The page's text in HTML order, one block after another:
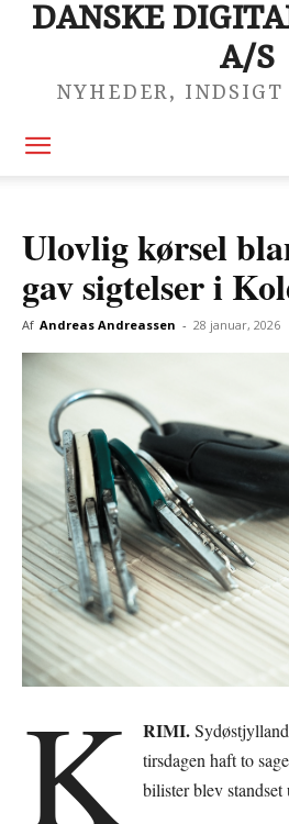
DANSKE
A/S
NYHEDER, INDSIGT
Ulovlig kørsel
gav sigtelser i
Af Andreas Andreassen - 28 januar, 2026
K RIMI.
tirsdagen haft to
bilister blev